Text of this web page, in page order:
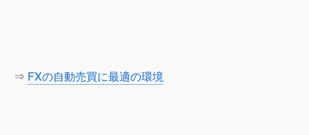
⇒ FXの自動売買に最適の環境